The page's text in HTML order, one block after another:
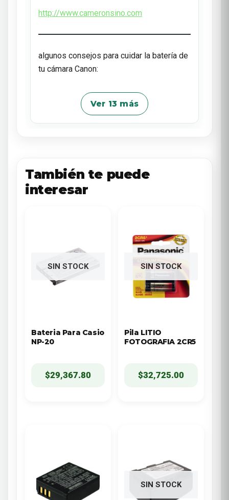
http://www.cameronsino.com
algunos consejos para cuidar la batería de
tu cámara Canon:
Ver 13 más
También te puede
interesar
SIN STOCK
Bateria Para Casio
NP-20
$29,367.80
SIN STOCK
Pila LITIO
FOTOGRAFIA 2CR5
$32,725.00
SIN STOCK